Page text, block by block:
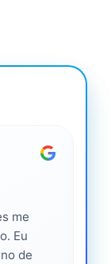
me
Eu
de